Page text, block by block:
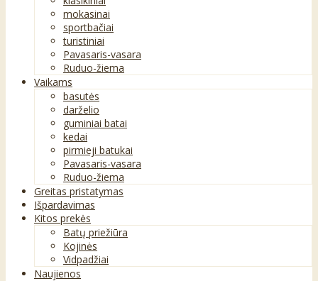
mokasinai
sportbačiai
turistiniai
Pavasaris-vasara
Ruduo-žiema
Vaikams
basutės
darželio
guminiai batai
kedai
pirmieji batukai
Pavasaris-vasara
Ruduo-žiema
Greitas pristatymas
Išpardavimas
Kitos prekės
Batų priežiūra
Kojinės
Vidpadžiai
Naujienos